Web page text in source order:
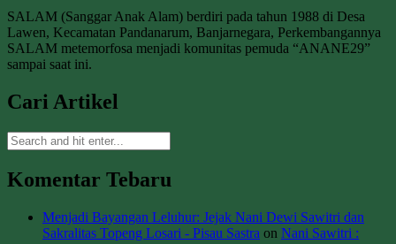
SALAM (Sanggar Anak Alam) berdiri pada tahun 1988 di Desa
Lawen, Kecamatan Pandanarum, Banjarnegara, Perkembangannya
SALAM metemorfosa menjadi komunitas pemuda “ANANE29”
sampai saat ini.
Cari Artikel
Komentar Tebaru
Menjadi Bayangan Leluhur: Jejak Nani Dewi Sawitri dan
Sakralitas Topeng Losari - Pisau Sastra on Nani Sawitri :